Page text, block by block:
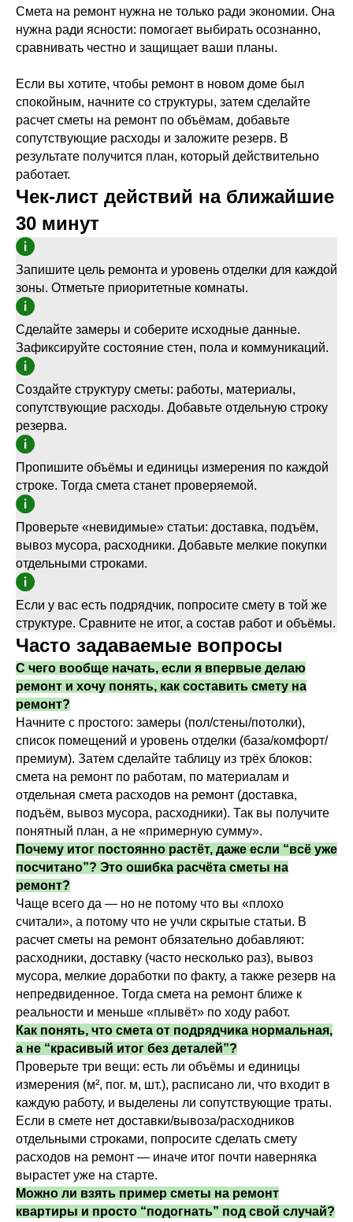
Смета на ремонт нужна не только ради экономии. Она
нужна ради ясности: помогает выбирать осознанно,
сравнивать честно и защищает ваши планы.
Если вы хотите, чтобы ремонт в новом доме был
спокойным, начните со структуры, затем сделайте
расчет сметы на ремонт по объёмам, добавьте
сопутствующие расходы и заложите резерв. В
результате получится план, который действительно
работает.
Чек-лист действий на ближайшие
30 минут
Запишите цель ремонта и уровень отделки для каждой
зоны. Отметьте приоритетные комнаты.
Сделайте замеры и соберите исходные данные.
Зафиксируйте состояние стен, пола и коммуникаций.
Создайте структуру сметы: работы, материалы,
сопутствующие расходы. Добавьте отдельную строку
резерва.
Пропишите объёмы и единицы измерения по каждой
строке. Тогда смета станет проверяемой.
Проверьте «невидимые» статьи: доставка, подъём,
вывоз мусора, расходники. Добавьте мелкие покупки
отдельными строками.
Если у вас есть подрядчик, попросите смету в той же
структуре. Сравните не итог, а состав работ и объёмы.
Часто задаваемые вопросы
С чего вообще начать, если я впервые делаю
ремонт и хочу понять, как составить смету на
ремонт?
Начните с простого: замеры (пол/стены/потолки),
список помещений и уровень отделки (база/комфорт/
премиум). Затем сделайте таблицу из трёх блоков:
смета на ремонт по работам, по материалам и
отдельная смета расходов на ремонт (доставка,
подъём, вывоз мусора, расходники). Так вы получите
понятный план, а не «примерную сумму».
Почему итог постоянно растёт, даже если “всё уже
посчитано”? Это ошибка расчёта сметы на
ремонт?
Чаще всего да — но не потому что вы «плохо
считали», а потому что не учли скрытые статьи. В
расчет сметы на ремонт обязательно добавляют:
расходники, доставку (часто несколько раз), вывоз
мусора, мелкие доработки по факту, а также резерв на
непредвиденное. Тогда смета на ремонт ближе к
реальности и меньше «плывёт» по ходу работ.
Как понять, что смета от подрядчика нормальная,
а не “красивый итог без деталей”?
Проверьте три вещи: есть ли объёмы и единицы
измерения (м², пог. м, шт.), расписано ли, что входит в
каждую работу, и выделены ли сопутствующие траты.
Если в смете нет доставки/вывоза/расходников
отдельными строками, попросите сделать смету
расходов на ремонт — иначе итог почти наверняка
вырастет уже на старте.
Можно ли взять пример сметы на ремонт
квартиры и просто “подогнать” под свой случай?